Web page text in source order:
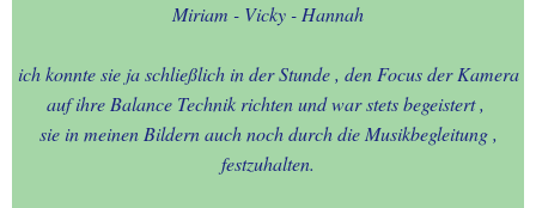
Miriam - Vicky - Hannah
ich konnte sie ja schließlich in der Stunde , den Focus der Kamera
auf ihre Balance Technik richten und war stets begeistert ,
sie in meinen Bildern auch noch durch die Musikbegleitung ,
festzuhalten.